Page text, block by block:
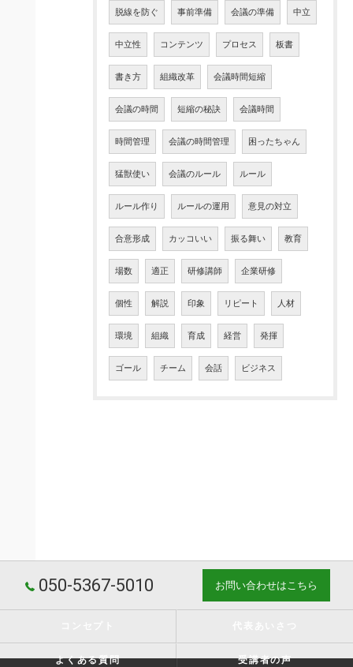
脱線を防ぐ 事前準備 会議の準備 中立
中立性 コンテンツ プロセス 板書
書き方 組織改革 会議時間短縮
会議の時間 短縮の秘訣 会議時間
時間管理 会議の時間管理 困ったちゃん
猛獣使い 会議のルール ルール
ルール作り ルールの運用 意見の対立
合意形成 カッコいい 振る舞い 教育
場数 適正 研修講師 企業研修
個性 解説 印象 リピート 人材
環境 組織 育成 経営 発揮
ゴール チーム 会話 ビジネス
050-5367-5010 お問い合わせはこちら
よくある質問 受講者の声